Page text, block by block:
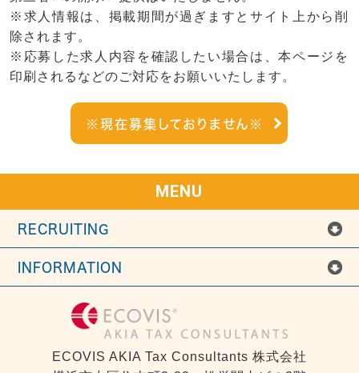
※求人情報は、掲載期間が過ぎますとサイト上から削
除されます。
※応募した求人内容を確認したい場合は、本ページを
印刷されるなどのご対応をお願いいたします。
※現在募集しておりません※
MENU
RECRUITING
INFORMATION
ECOVIS AKIA Tax Consultants 株式会社